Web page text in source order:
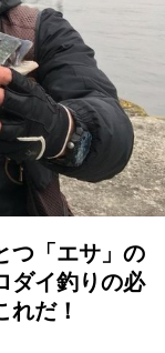
つ「エサ」の
ダイ釣りの必
だ！